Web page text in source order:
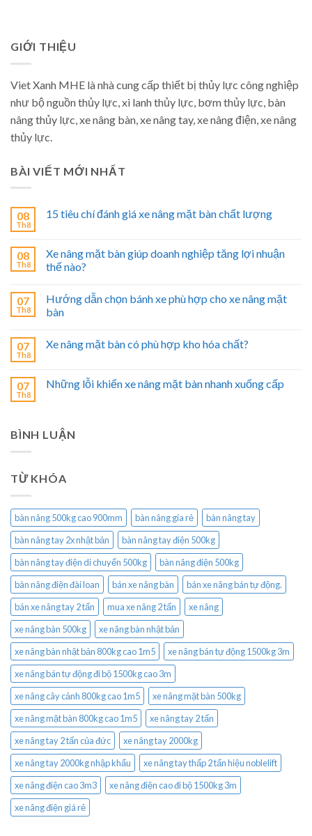
GIỚI THIỆU
Viet Xanh MHE là nhà cung cấp thiết bị thủy lực công nghiệp
như bộ nguồn thủy lực, xi lanh thủy lực, bơm thủy lực, bàn
nâng thủy lực, xe nâng bàn, xe nâng tay, xe nâng điện, xe nâng
thủy lực.
BÀI VIẾT MỚI NHẤT
08
Th8
15 tiêu chí đánh giá xe nâng mặt bàn chất lượng
08
Th8
Xe nâng mặt bàn giúp doanh nghiệp tăng lợi nhuận
thế nào?
07
Th8
Hướng dẫn chọn bánh xe phù hợp cho xe nâng mặt
bàn
07
Th8
Xe nâng mặt bàn có phù hợp kho hóa chất?
07
Th8
Những lỗi khiến xe nâng mặt bàn nhanh xuống cấp
BÌNH LUẬN
TỪ KHÓA
bàn nâng 500kg cao 900mm bàn nâng gía rẻ
bàn nâng tay
bàn nâng tay 2x nhật bản
bàn nâng tay điện 500kg
bàn nâng tay điện di chuyển 500kg
bàn nâng điện 500kg
bàn nâng điện đài loan
bán xe nâng bàn
bán xe nâng bán tự động.
bán xe nâng tay 2 tấn
mua xe nâng 2 tấn
xe nâng
xe nâng bàn 500kg
xe nâng bàn nhật bản
xe nâng bàn nhật bản 800kg cao 1m5
xe nâng bán tự động 1500kg 3m
xe nâng bán tự động đi bộ 1500kg cao 3m
xe nâng cây cảnh 800kg cao 1m5
xe nâng mặt bàn 500kg
xe nâng mặt bàn 800kg cao 1m5
xe nâng tay 2 tấn
xe nâng tay 2 tấn của đức
xe nâng tay 2000kg
xe nâng tay 2000kg nhập khẩu
xe nâng tay thấp 2 tấn hiệu noblelift
xe nâng điện cao 3m3
xe nâng điện cao đi bộ 1500kg 3m
xe nâng điện giá rẻ